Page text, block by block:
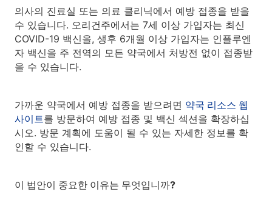
의사의 진료실 또는 의료 클리닉에서 예방 접종을 받을
수 있습니다. 오리건주에서는 7세 이상 가입자는 최신
COVID-19 백신을, 생후 6개월 이상 가입자는 인플루엔
자 백신을 주 전역의 모든 약국에서 처방전 없이 접종받
을 수 있습니다.
가까운 약국에서 예방 접종을 받으려면 약국 리소스 웹
사이트를 방문하여 예방 접종 및 백신 섹션을 확장하십
시오. 방문 계획에 도움이 될 수 있는 자세한 정보를 확
인할 수 있습니다.
이 법안이 중요한 이유는 무엇입니까?